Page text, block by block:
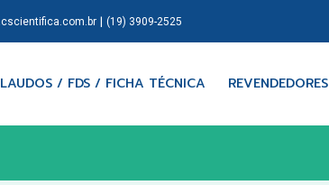
| (19) 3909-2525
LAUDOS / FDS / FICHA TÉCNICA REVENDEDORES